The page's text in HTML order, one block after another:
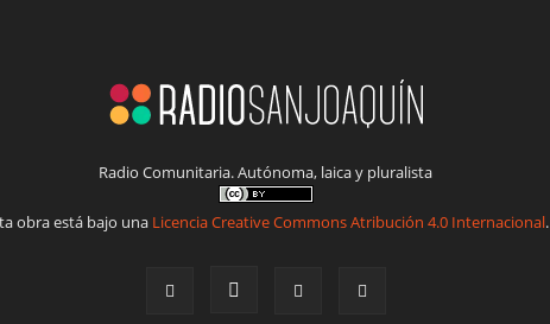
Radio Comunitaria. Autónoma, laica y pluralista
obra está bajo una Licencia Creative Commons Atribución 4.0 Internacional.